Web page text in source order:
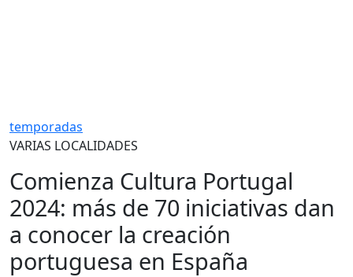
temporadas
VARIAS LOCALIDADES
Comienza Cultura Portugal
2024: más de 70 iniciativas dan
a conocer la creación
portuguesa en España